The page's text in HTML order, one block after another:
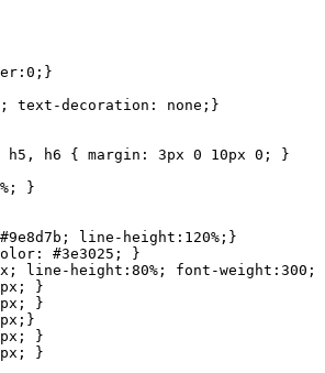
text-decoration: none;}
h6 { margin: 3px 0 10px 0; }
}
line-height:120%;}
#3e3025; }
line-height:80%; font-
}
}
}
}